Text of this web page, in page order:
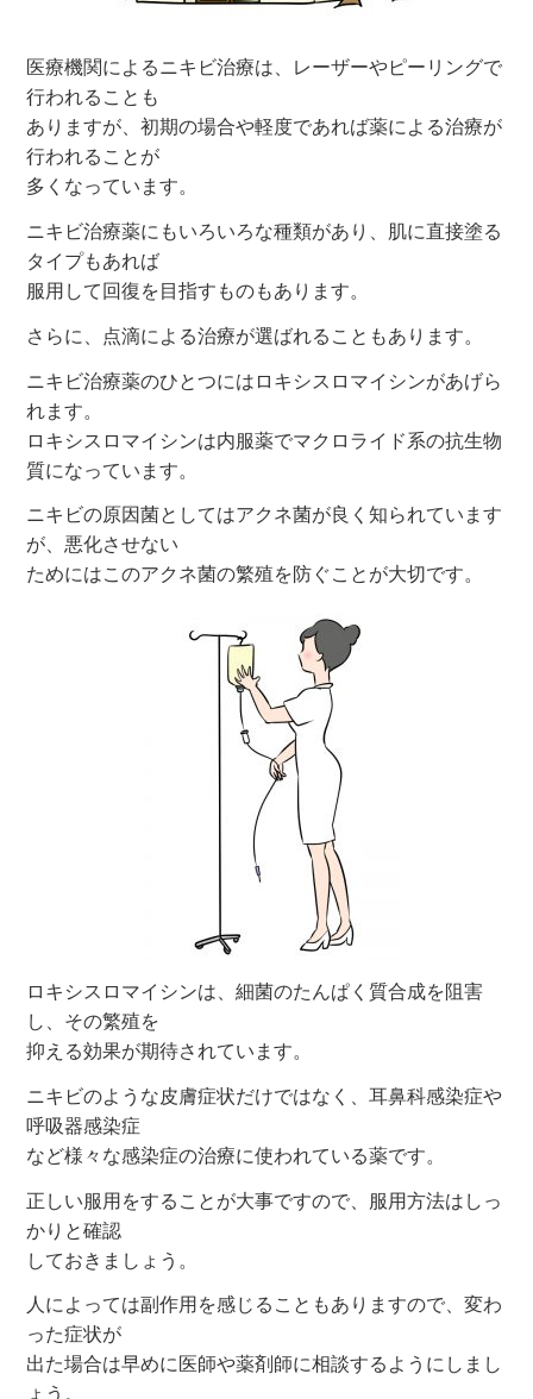
医療機関によるニキビ治療は、レーザーやピーリングで
行われることも
ありますが、初期の場合や軽度であれば薬による治療が
行われることが
多くなっています。
ニキビ治療薬にもいろいろな種類があり、肌に直接塗る
タイプもあれば
服用して回復を目指すものもあります。
さらに、点滴による治療が選ばれることもあります。
ニキビ治療薬のひとつにはロキシスロマイシンがあげら
れます。
ロキシスロマイシンは内服薬でマクロライド系の抗生物
質になっています。
ニキビの原因菌としてはアクネ菌が良く知られています
が、悪化させない
ためにはこのアクネ菌の繁殖を防ぐことが大切です。
ロキシスロマイシンは、細菌のたんぱく質合成を阻害
し、その繁殖を
抑える効果が期待されています。
ニキビのような皮膚症状だけではなく、耳鼻科感染症や
呼吸器感染症
など様々な感染症の治療に使われている薬です。
正しい服用をすることが大事ですので、服用方法はしっ
かりと確認
しておきましょう。
人によっては副作用を感じることもありますので、変わ
った症状が
出た場合は早めに医師や薬剤師に相談するようにしまし
ょう。